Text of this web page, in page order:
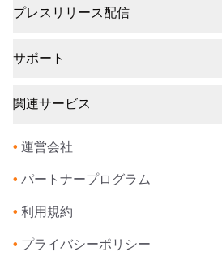
プレスリリース配信
サポート
関連サービス
• 運営会社
• パートナープログラム
• 利用規約
• プライバシーポリシー